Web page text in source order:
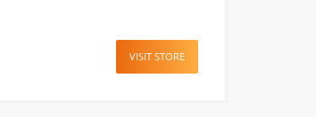
VISIT STORE